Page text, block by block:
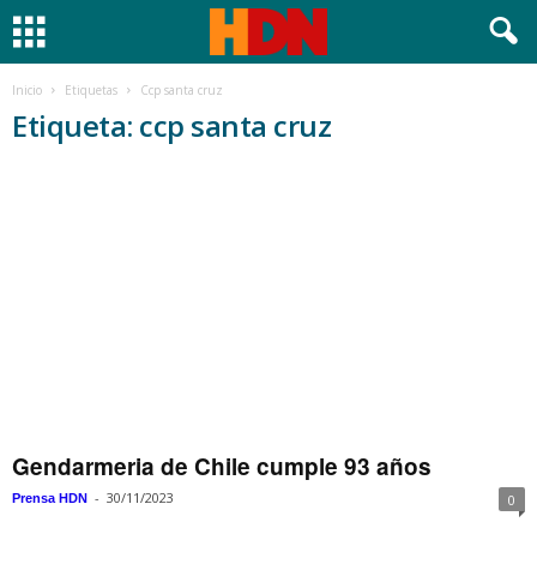
Inicio Etiquetas Ccp santa cruz
Etiqueta: ccp santa cruz
Gendarmeria de Chile cumple 93 años
Prensa HDN - 30/11/2023 0